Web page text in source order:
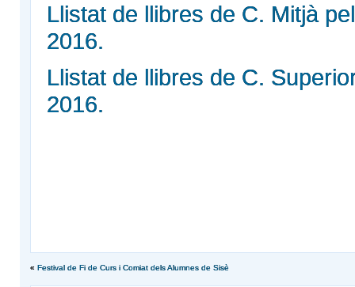
Llistat de llibres de C. Mitjà
2016.
Llistat de llibres de C.
2016.
« Festival de Fi de Curs i Comiat dels Alumnes de Sisè